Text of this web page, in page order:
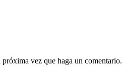
vez que haga un comentario.